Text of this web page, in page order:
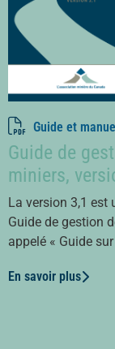
Guide et
Guide de
miniers,
La version 3,1 est
Guide de gestion
appelé « Guide
En savoir plus